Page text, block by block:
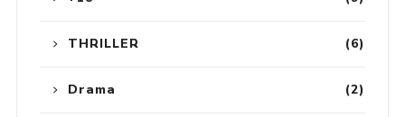
(6)
THRILLER
(2)
Drama